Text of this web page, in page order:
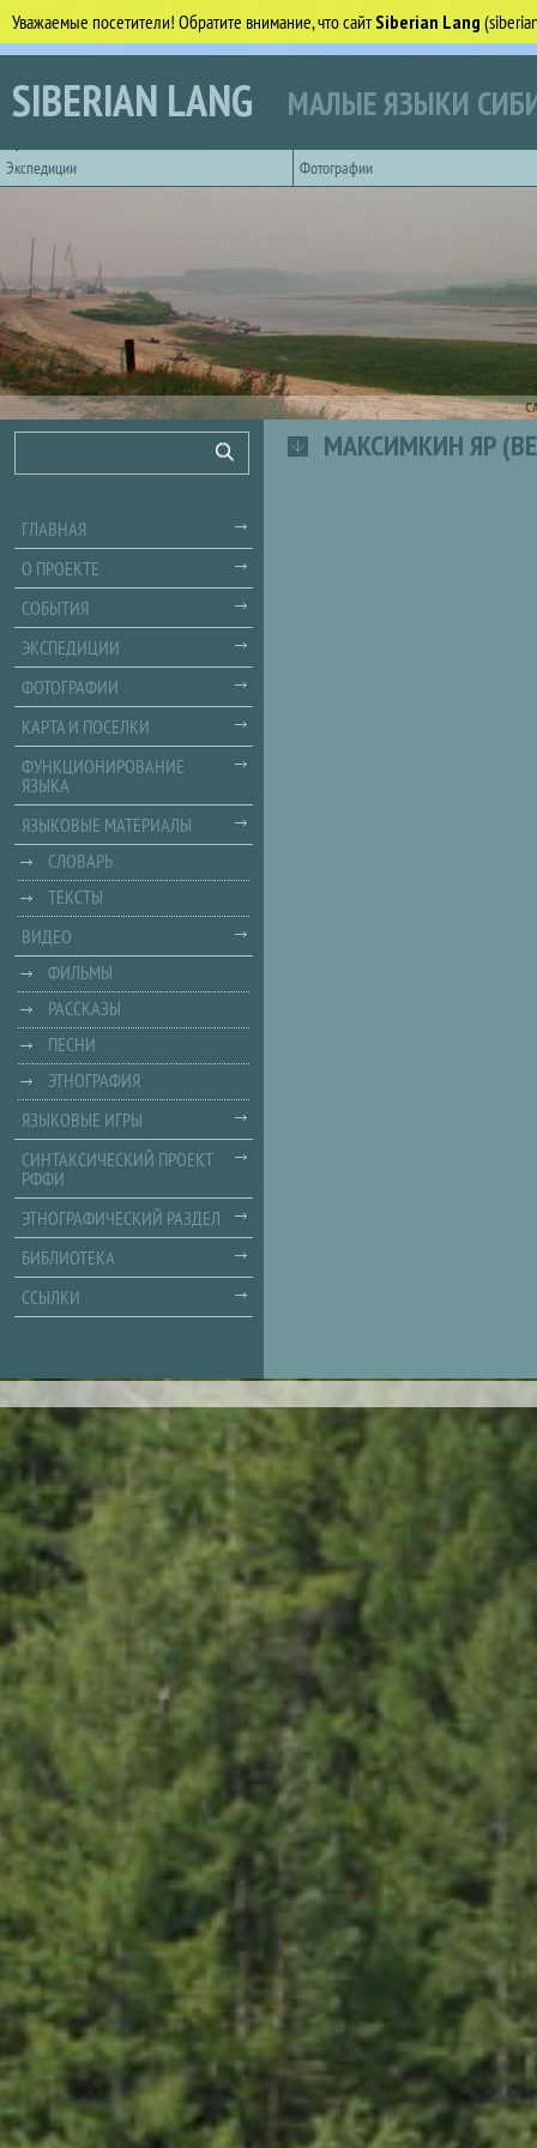
Уважаемые посетители! Обратите внимание, что сайтSiberian Lang
Перейти к основному содержанию
SIBERIAN LANG МАЛЫЕ ЯЗЫКИ
Экспедиции
Фотографии
МАКСИМКИН ЯР
Поиск
ГЛАВНАЯ
О ПРОЕКТЕ
СОБЫТИЯ
ЭКСПЕДИЦИИ
ФОТОГРАФИИ
КАРТА И ПОСЕЛКИ
ФУНКЦИОНИРОВАНИЕ
ЯЗЫКА
ЯЗЫКОВЫЕ МАТЕРИАЛЫ
СЛОВАРЬ
ТЕКСТЫ
ВИДЕО
ФИЛЬМЫ
РАССКАЗЫ
ПЕСНИ
ЭТНОГРАФИЯ
ЯЗЫКОВЫЕ ИГРЫ
СИНТАКСИЧЕСКИЙ ПРОЕКТ
РФФИ
ЭТНОГРАФИЧЕСКИЙ РАЗДЕЛ
БИБЛИОТЕКА
ССЫЛКИ